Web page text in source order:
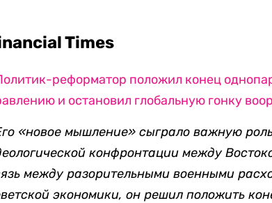
Times
реформатор положил конец
и остановил глобальную гонку
«новое мышление» сыграло важную
конфронтации между
между разорительными военными
экономики, он решил положить